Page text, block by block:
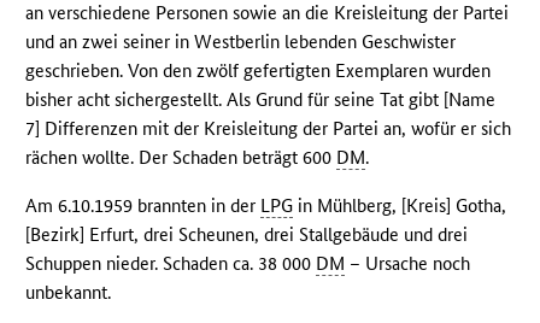
an verschiedene Personen sowie an die Kreisleitung der Partei
und an zwei seiner in Westberlin lebenden Geschwister
geschrieben. Von den zwölf gefertigten Exemplaren wurden
bisher acht sichergestellt. Als Grund für seine Tat gibt [Name
7] Differenzen mit der Kreisleitung der Partei an, wofür er sich
rächen wollte. Der Schaden beträgt 600 DM.
Am 6.10.1959 brannten in der LPG in Mühlberg, [Kreis] Gotha,
[Bezirk] Erfurt, drei Scheunen, drei Stallgebäude und drei
Schuppen nieder. Schaden ca. 38 000 DM – Ursache noch
unbekannt.